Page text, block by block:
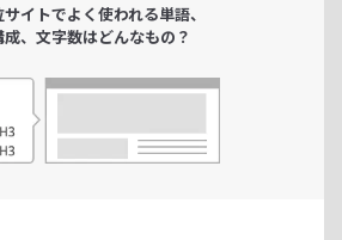
イトでよく使われる単語、
成、文字数はどんなもの？